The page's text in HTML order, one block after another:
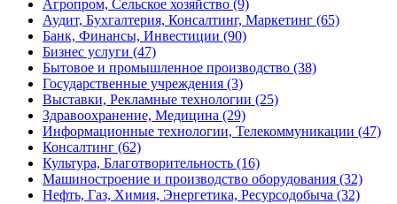
Агропром, Сельское хозяйство (9)
Аудит, Бухгалтерия, Консалтинг, Маркетинг (65)
Банк, Финансы, Инвестиции (90)
Бизнес услуги (47)
Бытовое и промышленное производство (38)
Государственные учреждения (3)
Выставки, Рекламные технологии (25)
Здравоохранение, Медицина (29)
Информационные технологии, Телекоммуникации (47)
Консалтинг (62)
Культура, Благотворительность (16)
Машиностроение и производство оборудования (32)
Нефть, Газ, Химия, Энергетика, Ресурсодобыча (32)